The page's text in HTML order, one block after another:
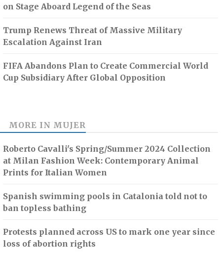
on Stage Aboard Legend of the Seas
Trump Renews Threat of Massive Military
Escalation Against Iran
FIFA Abandons Plan to Create Commercial World
Cup Subsidiary After Global Opposition
MORE IN MUJER
Roberto Cavalli's Spring/Summer 2024 Collection
at Milan Fashion Week: Contemporary Animal
Prints for Italian Women
Spanish swimming pools in Catalonia told not to
ban topless bathing
Protests planned across US to mark one year since
loss of abortion rights